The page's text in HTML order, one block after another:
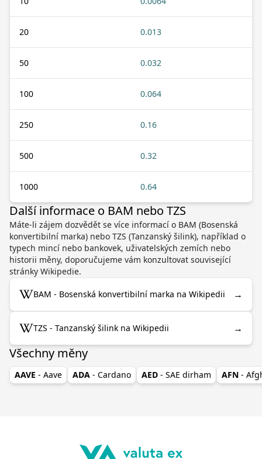
20 0.013
50 0.032
100 0.064
250 0.16
500 0.32
1000 0.64
Další informace o BAM nebo TZS
Máte-li zájem dozvědět se více informací o BAM (Bosenská
konvertibilní marka) nebo TZS (Tanzanský šilink), například o
typech mincí nebo bankovek, uživatelských zemích nebo
historii měny, doporučujeme vám konzultovat související
stránky Wikipedie.
BAM - Bosenská konvertibilní marka na Wikipedii →
TZS - Tanzanský šilink na Wikipedii →
Všechny měny
AAVE - Aave ADA - Cardano AED - SAE dirham AFN -